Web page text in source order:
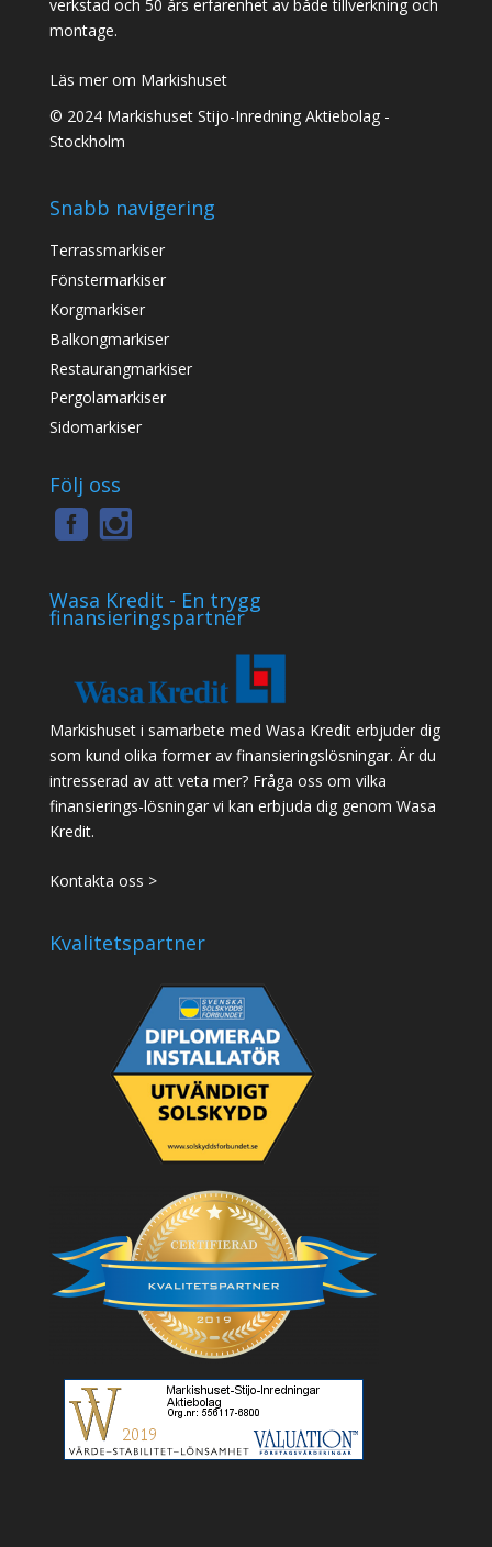
verkstad och 50 års erfarenhet av både tillverkning och
montage.
Läs mer om Markishuset
© 2024 Markishuset Stijo-Inredning Aktiebolag -
Stockholm
Snabb navigering
Terrassmarkiser
Fönstermarkiser
Korgmarkiser
Balkongmarkiser
Restaurangmarkiser
Pergolamarkiser
Sidomarkiser
Följ oss
Wasa Kredit - En trygg
finansieringspartner
Markishuset i samarbete med Wasa Kredit erbjuder dig
som kund olika former av finansieringslösningar. Är du
intresserad av att veta mer? Fråga oss om vilka
finansierings-lösningar vi kan erbjuda dig genom Wasa
Kredit.
Kontakta oss >
Kvalitetspartner